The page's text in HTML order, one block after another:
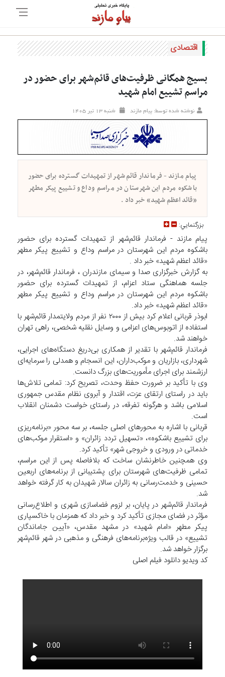
اقتصادی
بسیج همگانی ظرفیت‌های قائم‌شهر برای حضور در
مراسم تشییع امام شهید
نوشته شده توسط: پیام مازند شنبه ۱۳ تير ۱۴۰۵
پیام مازند - فرماندار قائم‌شهر از تمهیدات گسترده برای حضور
باشکوه مردم این شهرستان در مراسم وداع و تشییع پیکر مطهر
«قائد اعظم شهید» خبر داد .
بزرگنمايي:
پیام مازند - فرماندار قائم‌شهر از تمهیدات گسترده برای حضور
باشکوه مردم این شهرستان در مراسم وداع و تشییع پیکر مطهر
«قائد اعظم شهید» خبر داد .
به گزارش خبرگزاری صدا و سیمای مازندران ، فرماندار قائم‌شهر، در
جلسه هماهنگی ستاد اعزام، از تمهیدات گسترده برای حضور
باشکوه مردم این شهرستان در مراسم وداع و تشییع پیکر مطهر
«قائد اعظم شهید» خبر داد.
ابوذر قربانی اعلام کرد بیش از ۲۰۰۰ نفر از مردم ولایتمدار قائم‌شهر با
استفاده از اتوبوس‌های اعزامی و وسایل نقلیه شخصی، راهی تهران
خواهند شد.
فرماندار قائم‌شهر با تقدیر از همکاری بی‌دریغ دستگاه‌های اجرایی،
شهرداری، بازاریان و موکب‌داران، این انسجام و همدلی را سرمایه‌ای
ارزشمند برای اجرای مأموریت‌های بزرگ دانست.
وی با تأکید بر ضرورت حفظ وحدت، تصریح کرد: تمامی تلاش‌ها
باید در راستای ارتقای عزت، اقتدار و آبروی نظام مقدس جمهوری
اسلامی باشد و هرگونه تفرقه، در راستای خواست دشمنان انقلاب
است.
قربانی با اشاره به محور‌های اصلی جلسه، بر سه محور «برنامه‌ریزی
برای تشییع باشکوه»، «تسهیل تردد زائران» و «استقرار موکب‌های
خدماتی در ورودی و خروجی شهر» تأکید کرد.
وی همچنین خاطرنشان ساخت که بلافاصله پس از این مراسم،
تمامی ظرفیت‌های شهرستان برای پشتیبانی از برنامه‌های اربعین
حسینی و خدمت‌رسانی به زائران سالار شهیدان به کار گرفته خواهد
شد.
فرماندار قائم‌شهر در پایان، بر لزوم فضاسازی شهری و اطلاع‌رسانی
مؤثر در فضای مجازی تأکید کرد و خبر داد که همزمان با خاکسپاری
پیکر مطهر «امام شهید» در مشهد مقدس، «آیین جاماندگان
تشییع» در قالب ویژه‌برنامه‌های فرهنگی و مذهبی در شهر قائم‌شهر
برگزار خواهد شد.
کد ویدیو دانلود فیلم اصلی